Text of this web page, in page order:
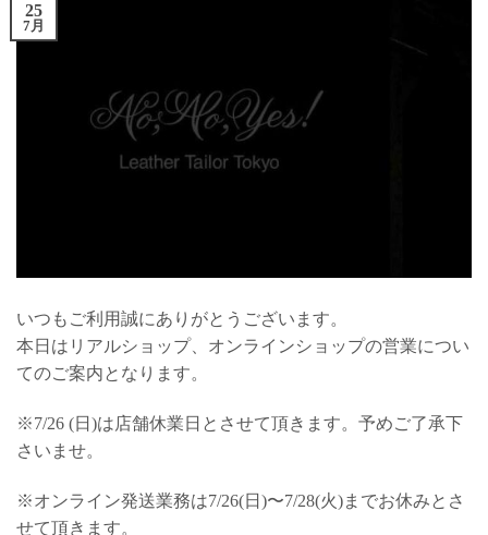
25
7月
いつもご利用誠にありがとうございます。
本日はリアルショップ、オンラインショップの営業につい
てのご案内となります。
※7/26 (日)は店舗休業日とさせて頂きます。予めご了承下
さいませ。
※オンライン発送業務は7/26(日)〜7/28(火)までお休みとさ
せて頂きます。